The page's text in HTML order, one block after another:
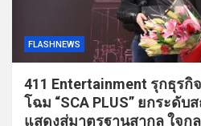
FLASHNEWS
411 Entertainment รุกธุร
โฉม “SCA PLUS” ยกระดั
แสดงสู่มาตรฐานสากล ใจก